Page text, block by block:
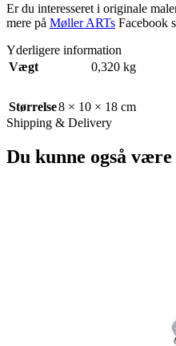
Er du interesseret i originale
mere på Møller ARTs Facebook
Yderligere information
Vægt
0,320 kg
Størrelse8 × 10 × 18 cm
Shipping & Delivery
Du kunne også